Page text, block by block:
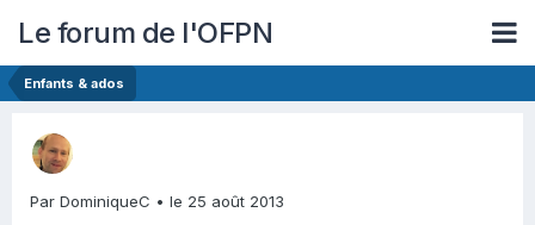
Le forum de l'OFPN
Enfants & ados
Par DominiqueC • le 25 août 2013